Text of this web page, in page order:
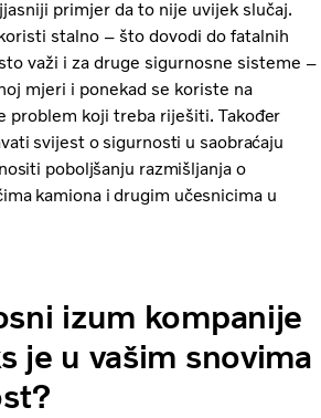
primjer da to nije uvijek slučaj.
stalno – što dovodi do fatalnih
važi i za druge sigurnosne sisteme –
mjeri i ponekad se koriste na
problem koji treba riješiti.Također
svijest o sigurnosti u saobraćaju
poboljšanju razmišljanja o
kamiona i drugim učesnicima u
izum kompanije
je u vašim snovima